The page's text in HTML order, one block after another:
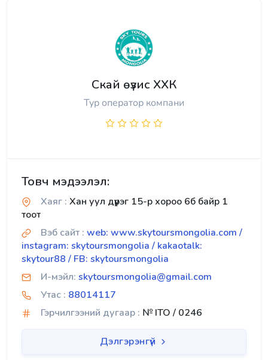
Скай өүзис ХХК
Тур оператор компани
Товч мэдээлэл:
Хаяг : Хан уул дүүрэг 15-р хороо 6б байр 1
тоот
Вэб сайт : web: www.skytoursmongolia.com /
instagram: skytoursmongolia / kakaotalk:
skytour88 / FB: skytoursmongolia
И-мэйл: skytoursmongolia@gmail.com
Утас : 88014117
Гэрчилгээний дугаар : № ITO / 0246
Дэлгэрэнгүй